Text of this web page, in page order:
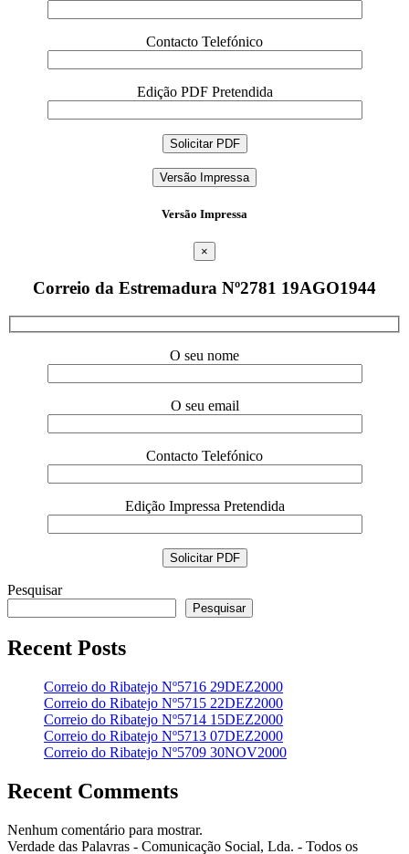
Contacto Telefónico
Edição PDF Pretendida
Versão Impressa
Versão Impressa
×
Correio da Estremadura Nº2781 19AGO1944
O seu nome
O seu email
Contacto Telefónico
Edição Impressa Pretendida
Pesquisar
Pesquisar
Recent Posts
Correio do Ribatejo Nº5716 29DEZ2000
Correio do Ribatejo Nº5715 22DEZ2000
Correio do Ribatejo Nº5714 15DEZ2000
Correio do Ribatejo Nº5713 07DEZ2000
Correio do Ribatejo Nº5709 30NOV2000
Recent Comments
Nenhum comentário para mostrar.
Verdade das Palavras - Comunicação Social, Lda. - Todos os